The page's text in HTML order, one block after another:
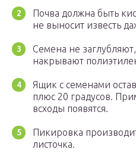
Почва должна быть
не выносит известь
Семена не
накрывают
Ящик с семенами
плюс 20 градусов.
всходы появятся.
Пикировка
листочка.